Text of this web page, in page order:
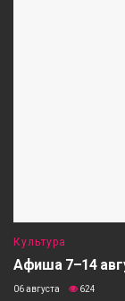
Культура
Афиша 7–14
06 августа 624